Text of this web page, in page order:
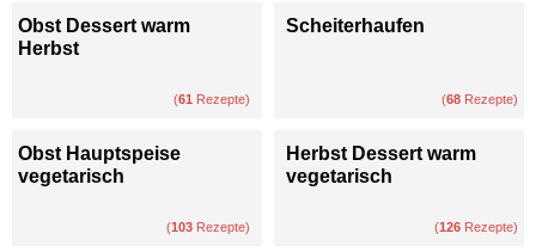
Obst Dessert warm
Herbst
(61 Rezepte)
Scheiterhaufen
(68 Rezepte)
Obst Hauptspeise
vegetarisch
(103 Rezepte)
Herbst Dessert warm
vegetarisch
(126 Rezepte)